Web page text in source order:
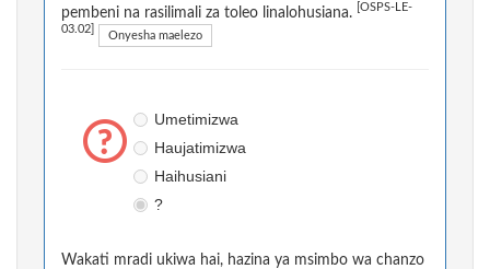
pembeni na rasilimali za toleo linalohusiana.
[OSPS-LE-
03.02] Onyesha maelezo
Umetimizwa
Haujatimizwa
Haihusiani
?
Wakati mradi ukiwa hai, hazina ya msimbo wa chanzo